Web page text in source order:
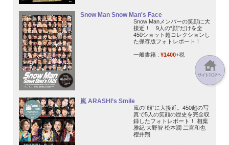
Snow Man Snow Man's Face
Snow Manメンバーの笑顔に大
接近！ 9人の“顔”だけを全
450ショット超コレクションし
た保存版フォトレポート！
一般書籍 : ¥1400+税
嵐 ARASHI’s Smile
嵐の“顔”に大接近。450超の写
真で5人の笑顔の歴史を完全収
録したフォトレポート！ 相葉
雅紀 大野智 松本潤 二宮和也
櫻井翔